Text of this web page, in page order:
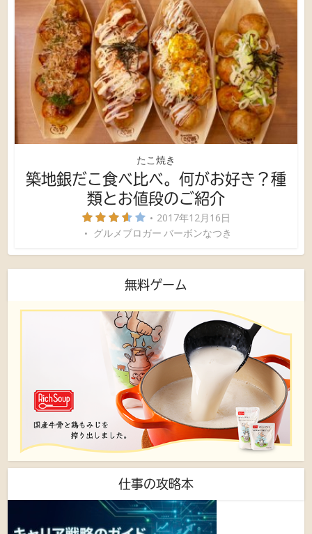
たこ焼き
築地銀だこ食べ比べ。何がお好き？種
類とお値段のご紹介
2017年12月16日
グルメブロガー バーボンなつき
無料ゲーム
仕事の攻略本